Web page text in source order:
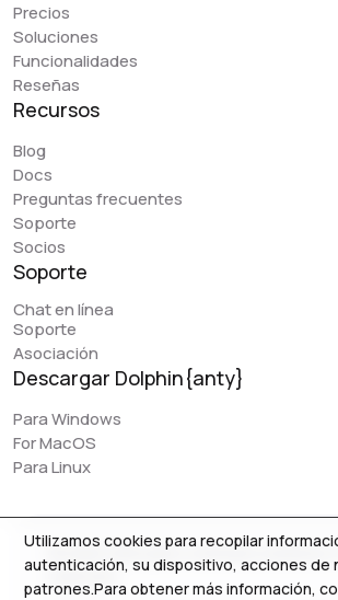
Precios
Soluciones
Funcionalidades
Reseñas
Recursos
Blog
Docs
Preguntas frecuentes
Soporte
Socios
Soporte
Chat en línea
Soporte
Asociación
Descargar Dolphin{anty}
Para Windows
For MacOS
Para Linux
© 2026 Zhitnyakov software solutions
reserved.
Utilizamos cookies para recopilar
autenticación, su dispositivo, acciones de
patrones.Para obtener más información,